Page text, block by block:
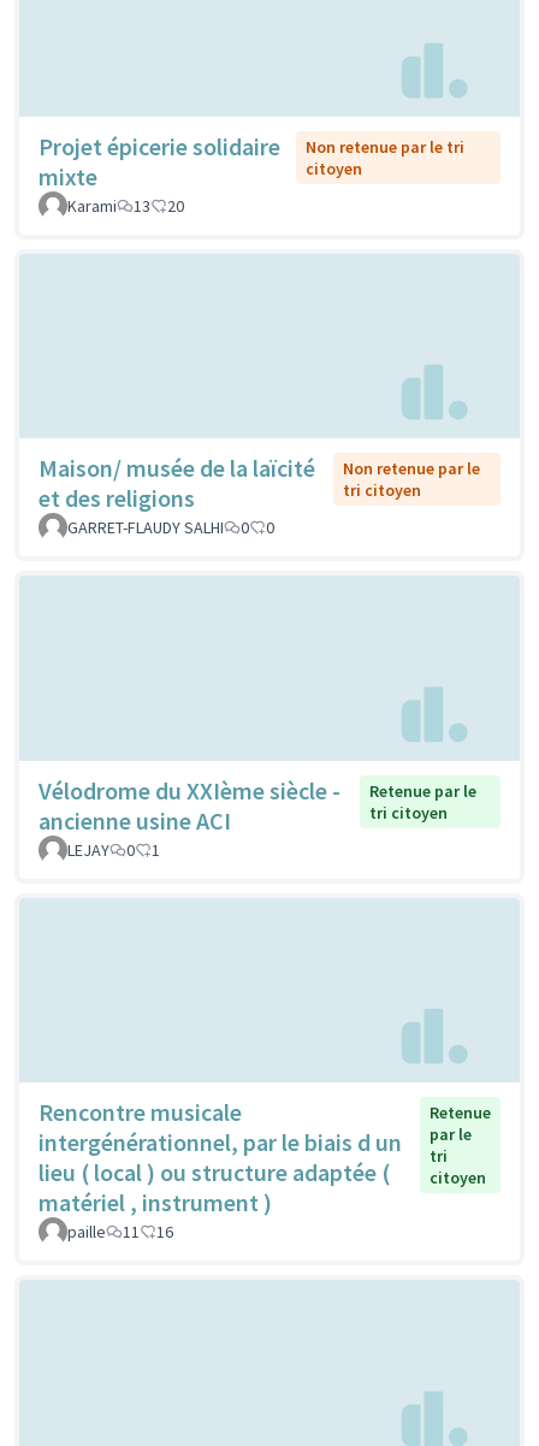
Projet épicerie solidaire
mixte
Non retenue par le tri
citoyen
Karami
13 20
Maison/ musée de la laïcité
et des religions
Non retenue par le
tri citoyen
GARRET-FLAUDY SALHI
0 0
Vélodrome du XXIème siècle -
ancienne usine ACI
Retenue par le
tri citoyen
LEJAY
0 1
Rencontre musicale
intergénérationnel, par le biais d un
lieu ( local ) ou structure adaptée (
matériel , instrument )
Retenue
par le
tri
citoyen
paille 11 16